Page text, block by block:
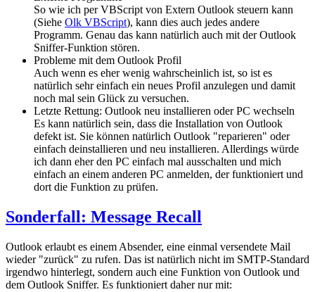
So wie ich per VBScript von Extern Outlook steuern kann
(Siehe Olk VBScript), kann dies auch jedes andere
Programm. Genau das kann natürlich auch mit der Outlook
Sniffer-Funktion stören.
Probleme mit dem Outlook Profil
Auch wenn es eher wenig wahrscheinlich ist, so ist es
natürlich sehr einfach ein neues Profil anzulegen und damit
noch mal sein Glück zu versuchen.
Letzte Rettung: Outlook neu installieren oder PC wechseln
Es kann natürlich sein, dass die Installation von Outlook
defekt ist. Sie können natürlich Outlook "reparieren" oder
einfach deinstallieren und neu installieren. Allerdings würde
ich dann eher den PC einfach mal ausschalten und mich
einfach an einem anderen PC anmelden, der funktioniert und
dort die Funktion zu prüfen.
Sonderfall: Message Recall
Outlook erlaubt es einem Absender, eine einmal versendete Mail
wieder "zurück" zu rufen. Das ist natürlich nicht im SMTP-Standard
irgendwo hinterlegt, sondern auch eine Funktion von Outlook und
dem Outlook Sniffer. Es funktioniert daher nur mit: